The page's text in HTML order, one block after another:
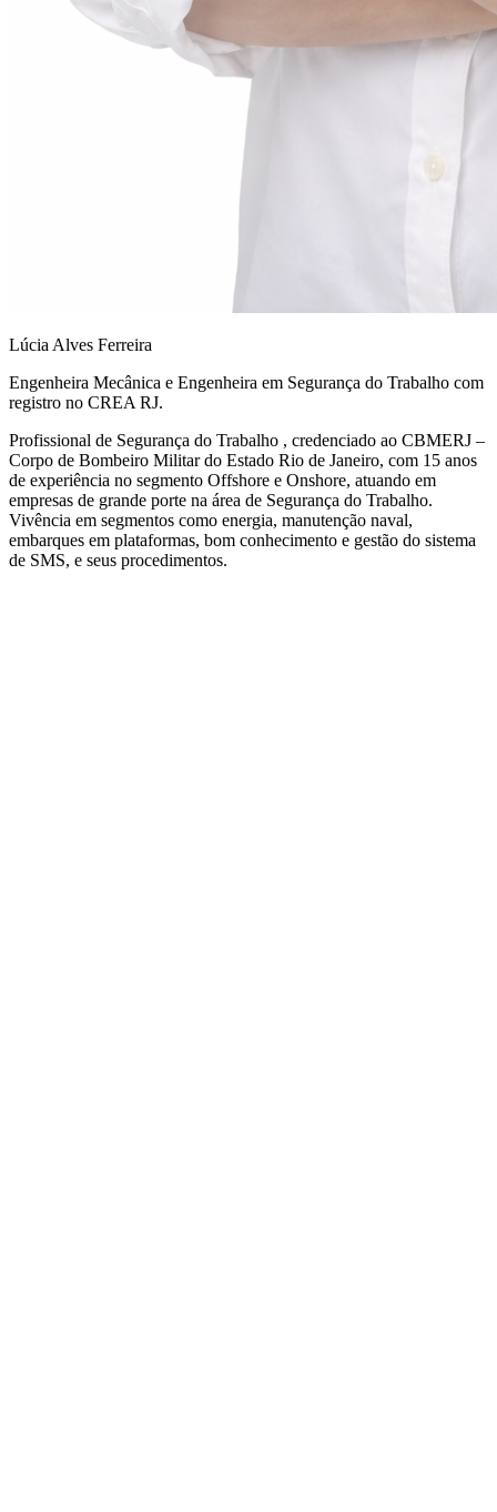
Lúcia Alves Ferreira
Engenheira Mecânica e Engenheira em Segurança do Trabalho com
registro no CREA RJ.
Profissional de Segurança do Trabalho , credenciado ao CBMERJ –
Corpo de Bombeiro Militar do Estado Rio de Janeiro, com 15 anos
de experiência no segmento Offshore e Onshore, atuando em
empresas de grande porte na área de Segurança do Trabalho.
Vivência em segmentos como energia, manutenção naval,
embarques em plataformas, bom conhecimento e gestão do sistema
de SMS, e seus procedimentos.